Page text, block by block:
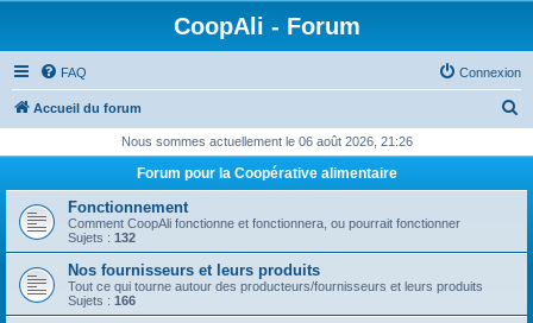
CoopAli - Forum
FAQ Connexion
Accueil du forum
h
r
Nous sommes actuellement le 06 août 2026, 21:26
Forum pour la Coopérative alimentaire
Fonctionnement
Comment CoopAli fonctionne et fonctionnera, ou pourrait fonctionner
Sujets : 132
Nos fournisseurs et leurs produits
Tout ce qui tourne autour des producteurs/fournisseurs et leurs produits
Sujets : 166